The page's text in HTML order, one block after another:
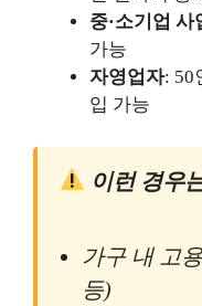
중·소기업 사
가능
자영업자: 50
입 가능
이런 경우
가구 내 고
등)